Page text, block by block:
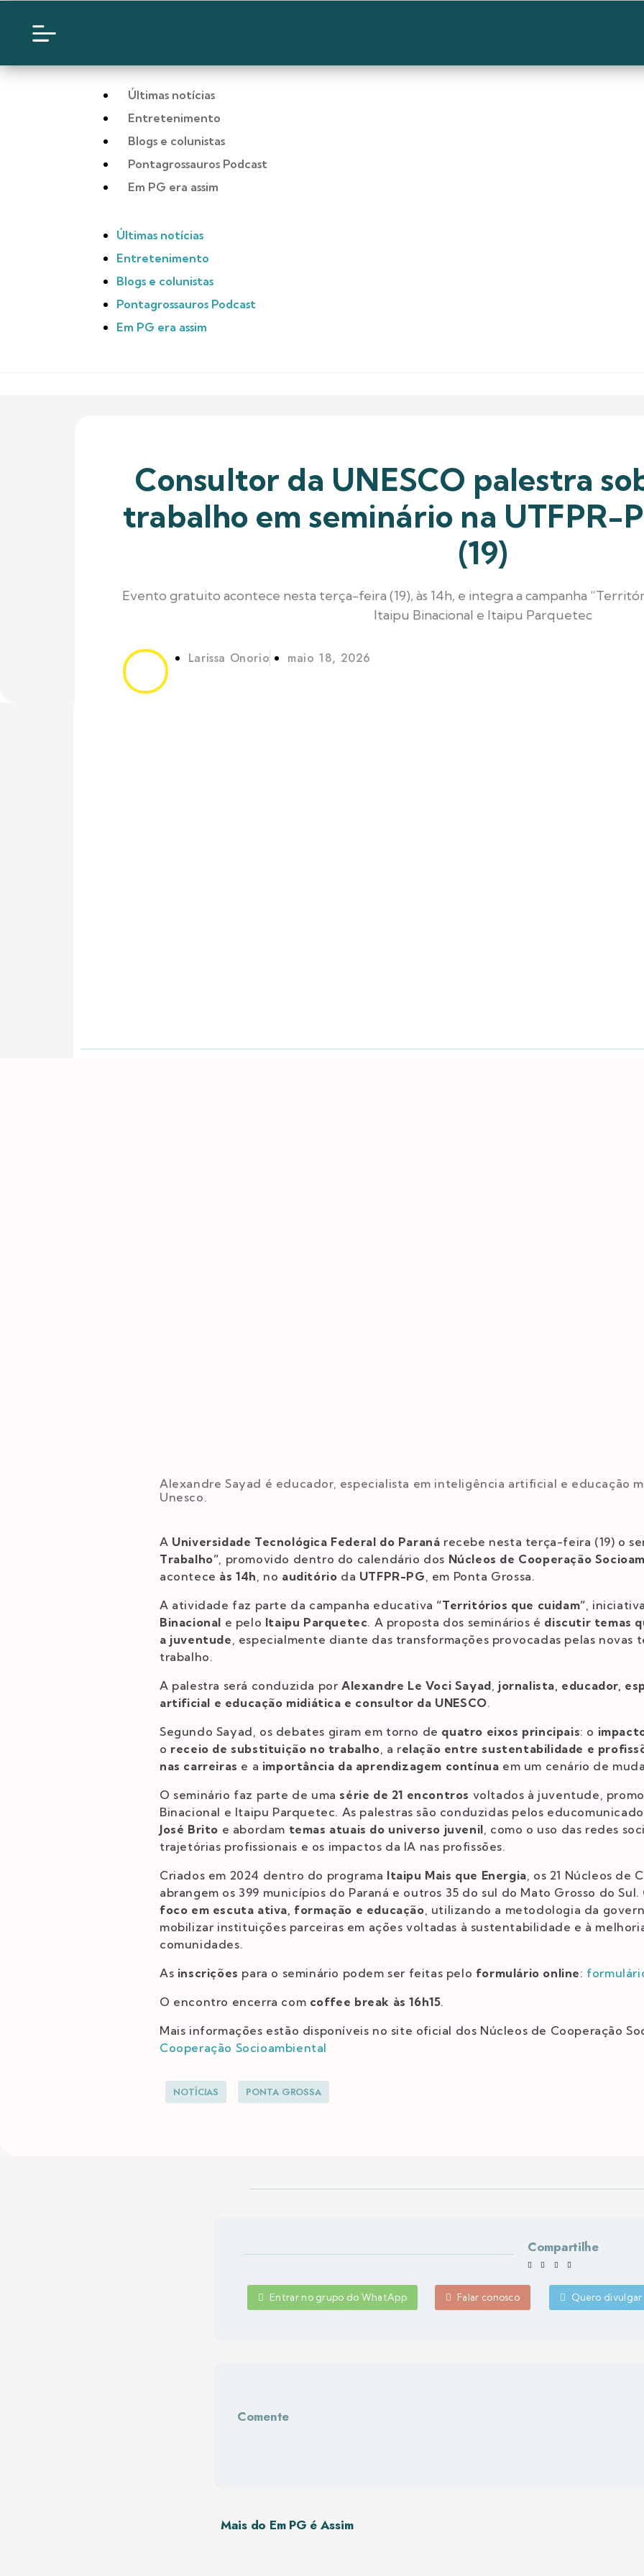
Últimas notícias
Entretenimento
Blogs e colunistas
Pontagrossauros Podcast
Em PG era assim
Últimas notícias
Entretenimento
Blogs e colunistas
Pontagrossauros Podcast
Em PG era assim
Consultor da UNESCO palestra
trabalho em seminário na UTFPR-
(19)
Evento gratuito acontece nesta terça-feira (19), às 14h, e integra a campanha
Itaipu Binacional e Itaipu Parquetec
Larissa Onorio maio 18, 2026
Alexandre Sayad é educador, especialista em inteligência artificial e educação
Unesco.
A Universidade Tecnológica Federal do Paraná recebe nesta terça-feira (19) o
Trabalho”, promovido dentro do calendário dos Núcleos de Cooperação
acontece às 14h, no auditório da UTFPR-PG, em Ponta Grossa.
A atividade faz parte da campanha educativa “Territórios que cuidam”,
Binacional e pelo Itaipu Parquetec. A proposta dos seminários é discutir temas
a juventude, especialmente diante das transformações provocadas pelas novas
trabalho.
A palestra será conduzida por Alexandre Le Voci Sayad, jornalista, educador,
artificial e educação midiática e consultor da UNESCO.
Segundo Sayad, os debates giram em torno de quatro eixos principais: o
o receio de substituição no trabalho, a relação entre sustentabilidade e
nas carreiras e a importância da aprendizagem contínua em um cenário de
O seminário faz parte de uma série de 21 encontros voltados à juventude,
Binacional e Itaipu Parquetec. As palestras são conduzidas pelos
José Brito e abordam temas atuais do universo juvenil, como o uso das redes
trajetórias profissionais e os impactos da IA nas profissões.
Criados em 2024 dentro do programa Itaipu Mais que Energia, os 21 Núcleos de
abrangem os 399 municípios do Paraná e outros 35 do sul do Mato Grosso do
foco em escuta ativa, formação e educação, utilizando a metodologia da
mobilizar instituições parceiras em ações voltadas à sustentabilidade e à
comunidades.
As inscrições para o seminário podem ser feitas pelo formulário online:
O encontro encerra com coffee break às 16h15.
Mais informações estão disponíveis no site oficial dos Núcleos de Cooperação
Cooperação Socioambiental
NOTÍCIAS PONTA GROSSA
Compartilhe
Entrar no grupo do WhatApp Falar conosco Quero divulgar
Comente
Mais do Em PG é Assim